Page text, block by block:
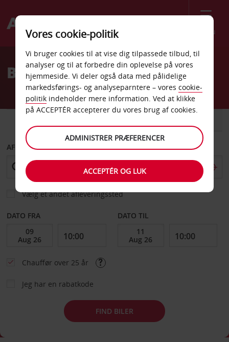
Menu
Welcome
AvisBilleje Worcester
AFHENT FRA
Vælg et andet afleveringssted
DATO FRA DATO TIL
Chauffør over 25 år
Jeg har en rabatkode
FIND BILER
Vores cookie-politik
Vi bruger cookies til at vise dig tilpassede tilbud, til
analyser og til at forbedre din oplevelse på vores
hjemmeside. Vi deler også data med pålidelige
markedsførings- og analyseparntere – vores cookie-
politik indeholder mere information. Ved at klikke
på ACCEPTÉR accepterer du vores brug af cookies.
ADMINISTRER PRÆFERENCER
ACCEPTÉR OG LUK